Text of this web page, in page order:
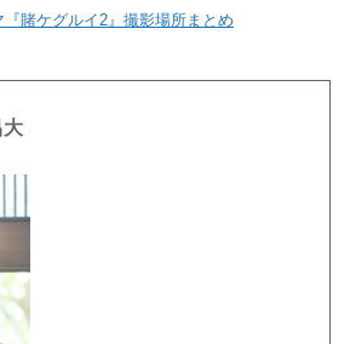
賭ケグルイ2』撮影場所まとめ
大